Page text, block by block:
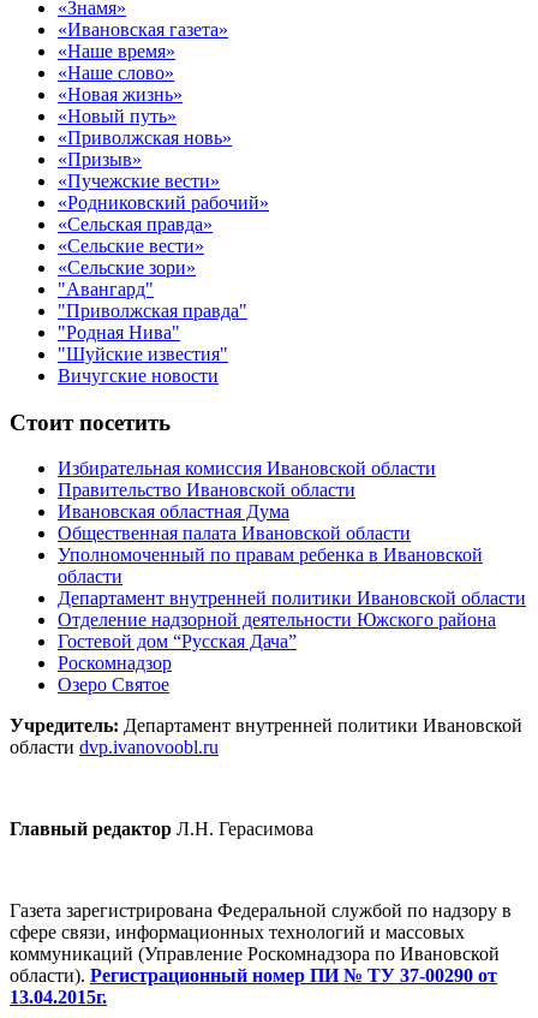
«Знамя»
«Ивановская газета»
«Наше время»
«Наше слово»
«Новая жизнь»
«Новый путь»
«Приволжская новь»
«Призыв»
«Пучежские вести»
«Родниковский рабочий»
«Сельская правда»
«Сельские вести»
«Сельские зори»
"Авангард"
"Приволжская правда"
"Родная Нива"
"Шуйские известия"
Вичугские новости
Стоит посетить
Избирательная комиссия Ивановской области
Правительство Ивановской области
Ивановская областная Дума
Общественная палата Ивановской области
Уполномоченный по правам ребенка в Ивановской
области
Департамент внутренней политики Ивановской области
Отделение надзорной деятельности Южского района
Гостевой дом “Русская Дача”
Роскомнадзор
Озеро Святое
Учредитель: Департамент внутренней политики Ивановской
области dvp.ivanovoobl.ru
Главный редактор Л.Н. Герасимова
Газета зарегистрирована Федеральной службой по надзору в
сфере связи, информационных технологий и массовых
коммуникаций (Управление Роскомнадзора по Ивановской
области). Регистрационный номер ПИ № ТУ 37-00290 от
13.04.2015г.